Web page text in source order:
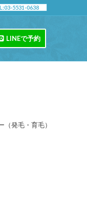
5531-0638
LINEで予約
発毛・育毛）